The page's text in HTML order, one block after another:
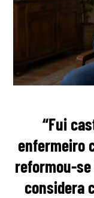
“Fui
enfermeiro
reformou-
considera